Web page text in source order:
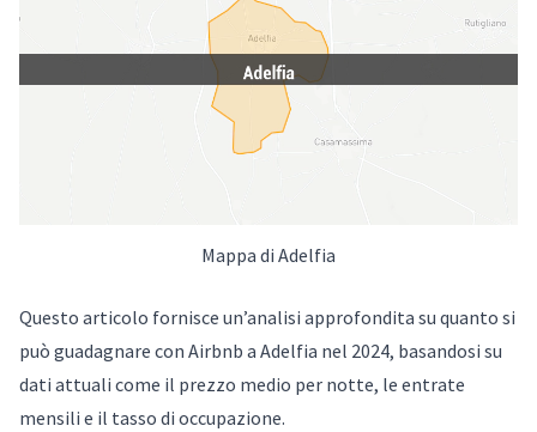
Mappa di Adelfia
Questo articolo fornisce un’analisi approfondita su quanto si
può guadagnare con Airbnb a Adelfia nel 2024, basandosi su
dati attuali come il prezzo medio per notte, le entrate
mensili e il tasso di occupazione.